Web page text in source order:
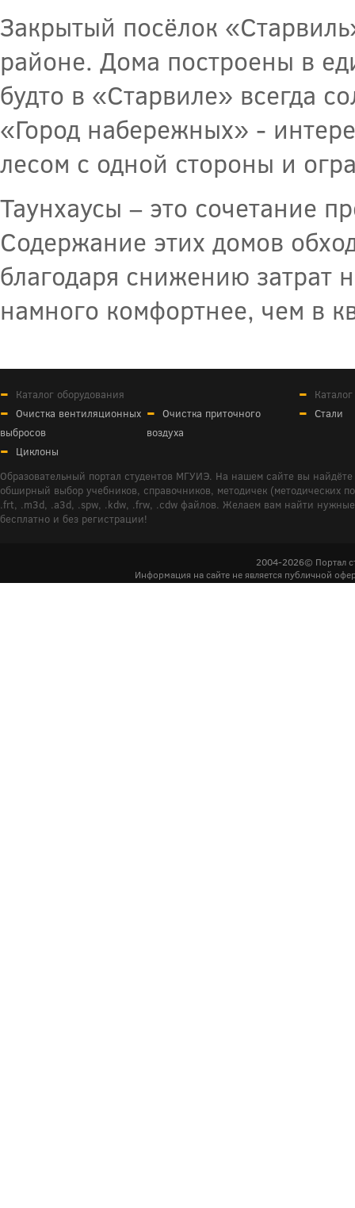
Закрытый посёлок
районе. Дома построены в
будто в «Старвиле» всегда
«Город набережных» -
лесом с одной стороны и
Таунхаусы – это сочетание
Содержание этих домов
благодаря снижению затрат
намного комфортнее, чем в
Каталог оборудования
Очистка вентиляционных
выбросов
Очистка приточного
воздуха
Циклоны
Стали
Образовательный портал студентов МГУИЭ. На нашем сайте вы
обширный выбор учебников, справочников, методичек (методических
.frt, .m3d, .a3d, .spw, .kdw, .frw, .cdw файлов. Желаем вам найти
бесплатно и без регистрации!
2004-2026© Портал
Информация на сайте не является публичной